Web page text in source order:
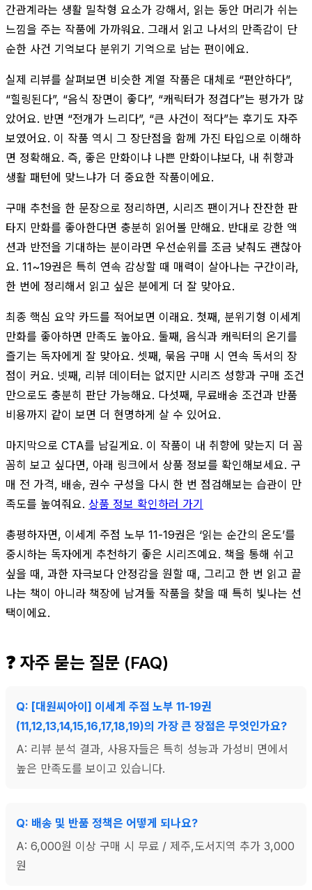
간관계라는 생활 밀착형 요소가 강해서, 읽는 동안 머리가 쉬는
느낌을 주는 작품에 가까워요. 그래서 읽고 나서의 만족감이 단
순한 사건 기억보다 분위기 기억으로 남는 편이에요.
실제 리뷰를 살펴보면 비슷한 계열 작품은 대체로 “편안하다”,
“힐링된다”, “음식 장면이 좋다”, “캐릭터가 정겹다”는 평가가 많
았어요. 반면 “전개가 느리다”, “큰 사건이 적다”는 후기도 자주
보였어요. 이 작품 역시 그 장단점을 함께 가진 타입으로 이해하
면 정확해요. 즉, 좋은 만화이냐 나쁜 만화이냐보다, 내 취향과
생활 패턴에 맞느냐가 더 중요한 작품이에요.
구매 추천을 한 문장으로 정리하면, 시리즈 팬이거나 잔잔한 판
타지 만화를 좋아한다면 충분히 읽어볼 만해요. 반대로 강한 액
션과 반전을 기대하는 분이라면 우선순위를 조금 낮춰도 괜찮아
요. 11~19권은 특히 연속 감상할 때 매력이 살아나는 구간이라,
한 번에 정리해서 읽고 싶은 분에게 더 잘 맞아요.
최종 핵심 요약 카드를 적어보면 이래요. 첫째, 분위기형 이세계
만화를 좋아하면 만족도 높아요. 둘째, 음식과 캐릭터의 온기를
즐기는 독자에게 잘 맞아요. 셋째, 묶음 구매 시 연속 독서의 장
점이 커요. 넷째, 리뷰 데이터는 없지만 시리즈 성향과 구매 조건
만으로도 충분히 판단 가능해요. 다섯째, 무료배송 조건과 반품
비용까지 같이 보면 더 현명하게 살 수 있어요.
마지막으로 CTA를 남길게요. 이 작품이 내 취향에 맞는지 더 꼼
꼼히 보고 싶다면, 아래 링크에서 상품 정보를 확인해보세요. 구
매 전 가격, 배송, 권수 구성을 다시 한 번 점검해보는 습관이 만
족도를 높여줘요. 상품 정보 확인하러 가기
총평하자면, 이세계 주점 노부 11-19권은 ‘읽는 순간의 온도’를
중시하는 독자에게 추천하기 좋은 시리즈예요. 책을 통해 쉬고
싶을 때, 과한 자극보다 안정감을 원할 때, 그리고 한 번 읽고 끝
나는 책이 아니라 책장에 남겨둘 작품을 찾을 때 특히 빛나는 선
택이에요.
❓ 자주 묻는 질문 (FAQ)
Q: [대원씨아이] 이세계 주점 노부 11-19권
(11,12,13,14,15,16,17,18,19)의 가장 큰 장점은 무엇인가요?
A: 리뷰 분석 결과, 사용자들은 특히 성능과 가성비 면에서
높은 만족도를 보이고 있습니다.
Q: 배송 및 반품 정책은 어떻게 되나요?
A: 6,000원 이상 구매 시 무료 / 제주,도서지역 추가 3,000
원